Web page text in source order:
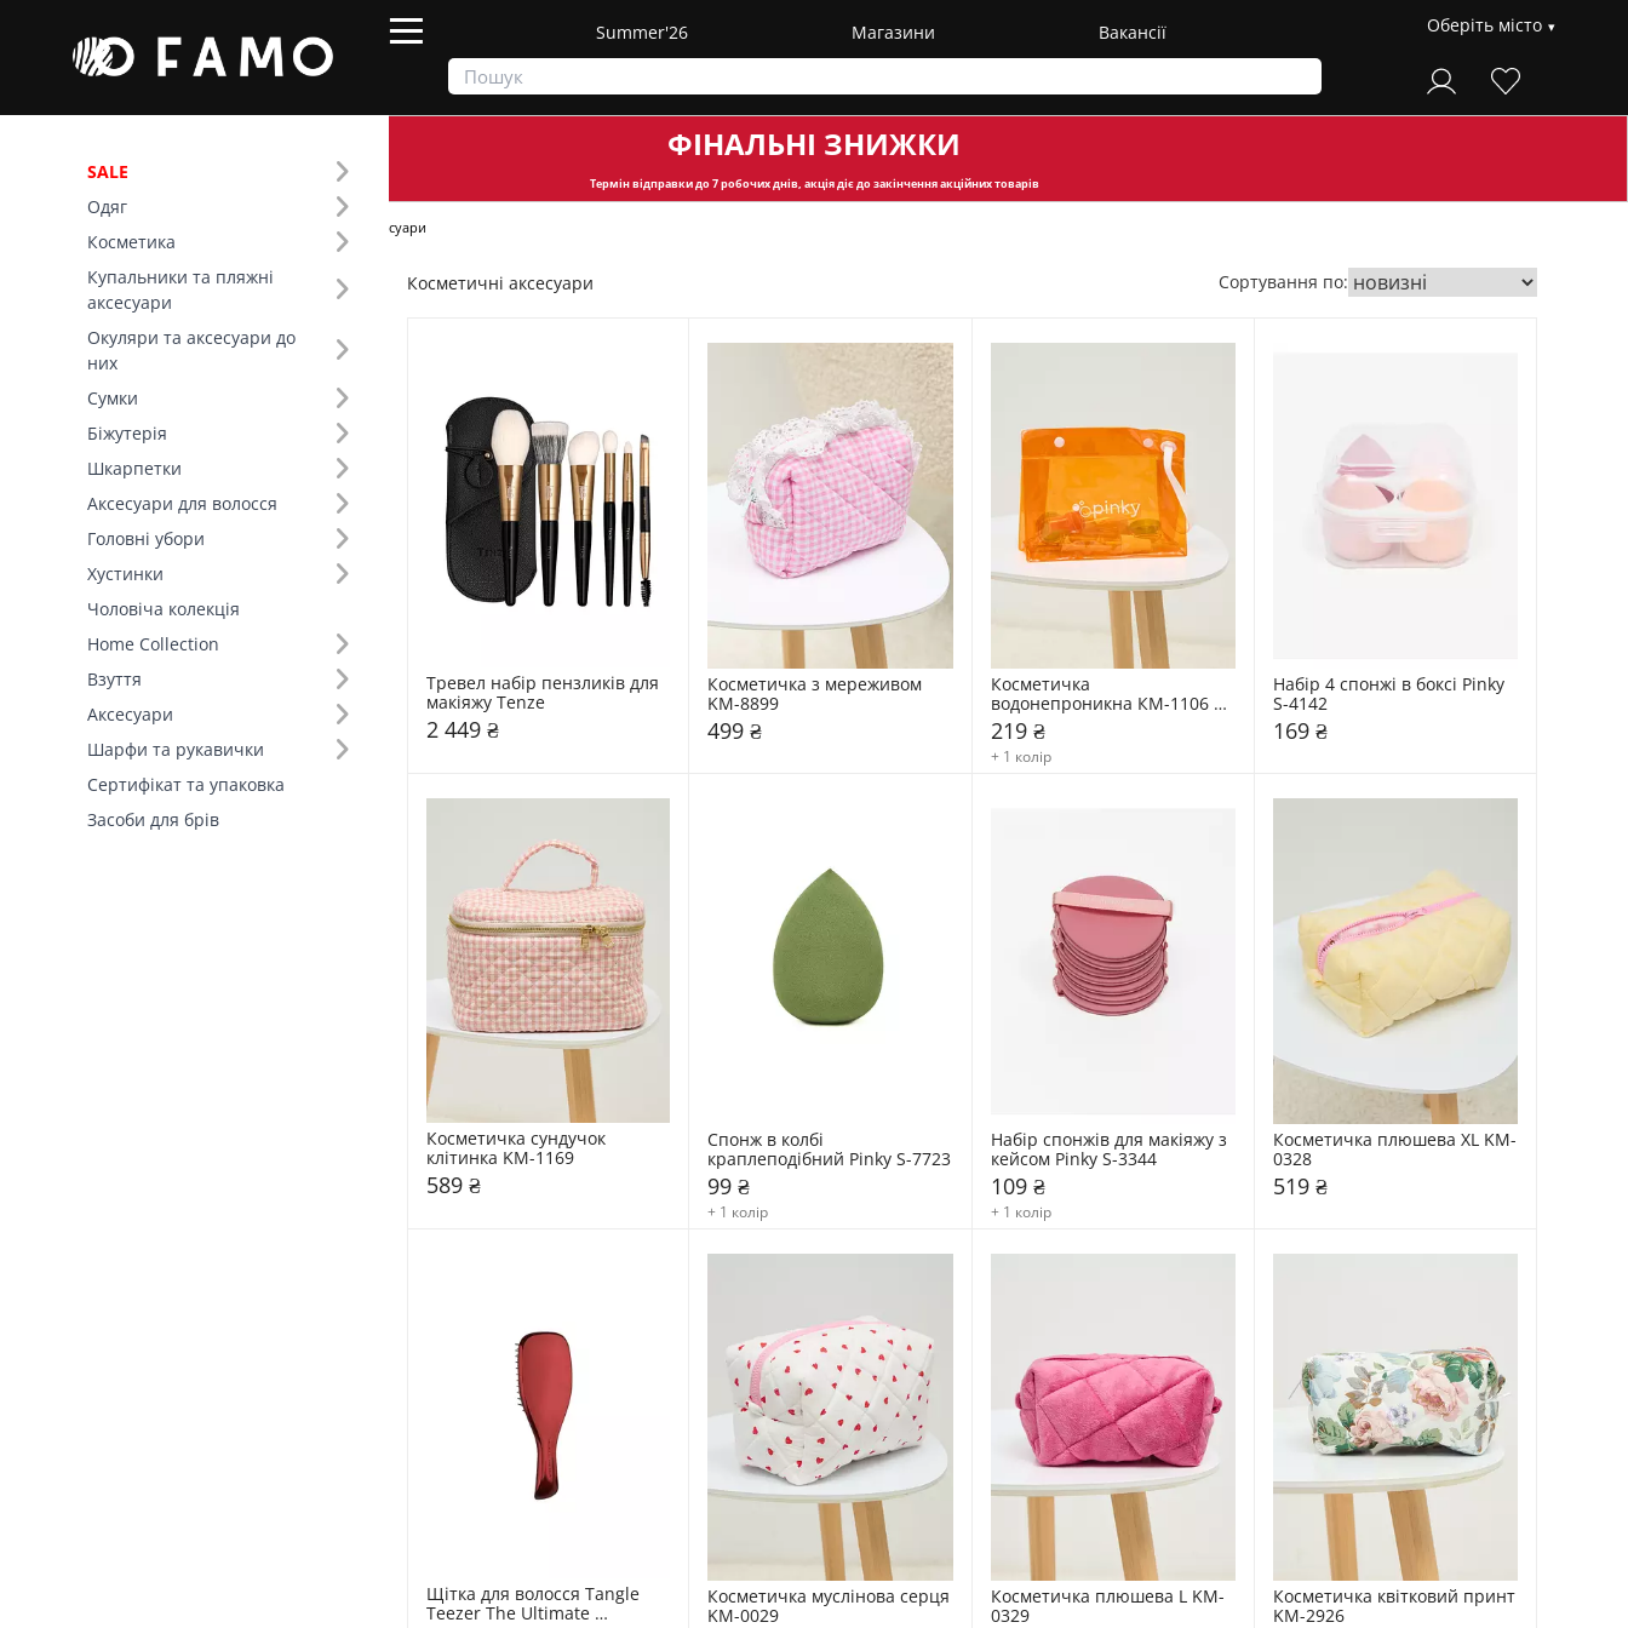
Summer'26 Магазини Вакансії Оберіть місто
SALE
Одяг
Косметика
Купальники та пляжні
аксесуари
Окуляри та аксесуари до
них
Сумки
Біжутерія
Шкарпетки
Аксесуари для волосся
Головні убори
Хустинки
Чоловіча колекція
Home Collection
Взуття
Аксесуари
Шарфи та рукавички
Сертифікат та упаковка
Засоби для брів
ФІНАЛЬНІ ЗНИЖКИ
Термін відправкидо 7 робочих днів, акція діє до закінчення акційних товарів
Косметичні аксесуари
Фільтр
Ціна
SALE
Основний колір (18)
Вид товару (64)
Косметичні аксесуари Сортування по:
Тревел набір пензликів для
макіяжу Tenze
2 449 ₴
Косметичка з мереживом
KM-8899
499 ₴
Косметичка
водонепроникна КМ-1106
Pinky
219 ₴
+ 1 колір
Набір 4 спонжі в боксі Pinky
S-4142
169 ₴
Косметичка сундучок
клітинка KM-1169
589 ₴
Спонж в колбі
краплеподібний Pinky S-7723
99 ₴
+ 1 колір
Набір спонжів для макіяжу з
кейсом Pinky S-3344
109 ₴
+ 1 колір
Косметичка плюшева XL KM-
0328
519 ₴
Щітка для волосся Tangle
Teezer The Ultimate
Косметичка муслінова серця
KM-0029
Косметичка плюшева L KM-
0329
Косметичка квітковий принт
KM-2926